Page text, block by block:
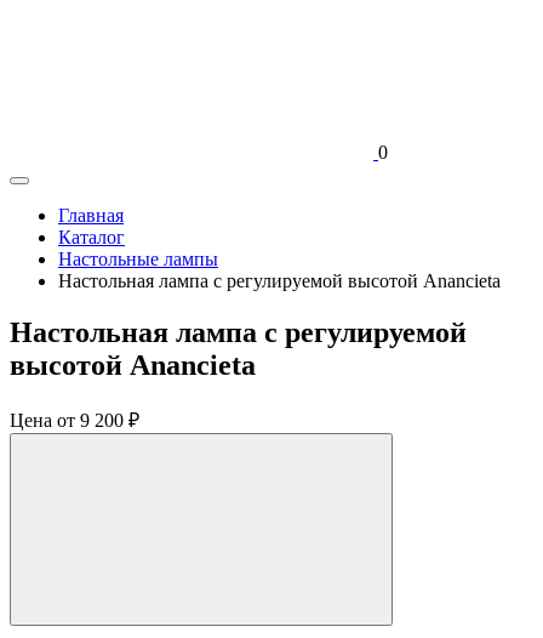
0
Главная
Каталог
Настольные лампы
Настольная лампа с регулируемой высотой Anancieta
Настольная лампа с регулируемой
высотой Anancieta
Цена от 9 200 ₽